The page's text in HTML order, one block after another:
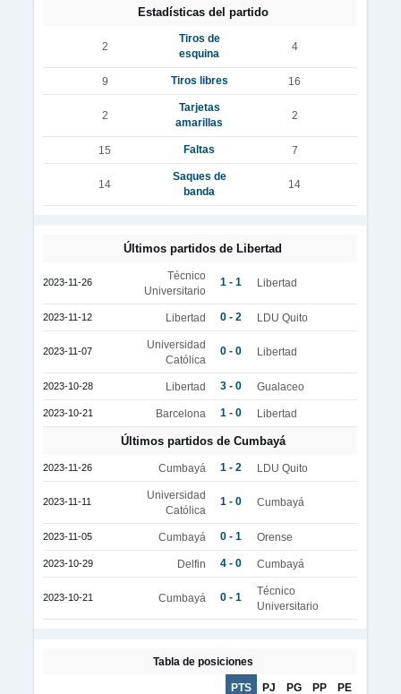
Estadísticas del partido
2
Tiros de
esquina
4
9 Tiros libres 16
2
Tarjetas
amarillas
2
15 Faltas 7
14
Saques de
banda
14
Últimos partidos de Libertad
2023-11-26
Técnico
Universitario
1 - 1 Libertad
2023-11-12 Libertad 0 - 2 LDU Quito
2023-11-07
Universidad
Católica
0 - 0 Libertad
2023-10-28 Libertad 3 - 0 Gualaceo
2023-10-21 Barcelona 1 - 0 Libertad
Últimos partidos de Cumbayá
2023-11-26 Cumbayá 1 - 2 LDU Quito
2023-11-11
Universidad
Católica
1 - 0 Cumbayá
2023-11-05 Cumbayá 0 - 1 Orense
2023-10-29 Delfin 4 - 0 Cumbayá
2023-10-21 Cumbayá 0 - 1
Técnico
Universitario
Tabla de posiciones
PTS PJ PG PP PE